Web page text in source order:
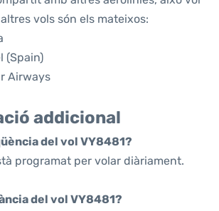
vols són els mateixos:
(Spain)
Airways
addicional
del vol VY8481?
programat per volar diàriament.
del vol VY8481?